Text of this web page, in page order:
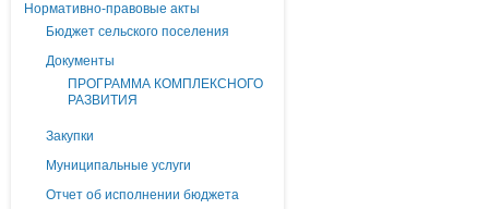
Нормативно-правовые акты
Бюджет сельского поселения
Документы
ПРОГРАММА КОМПЛЕКСНОГО
РАЗВИТИЯ
Закупки
Муниципальные услуги
Отчет об исполнении бюджета